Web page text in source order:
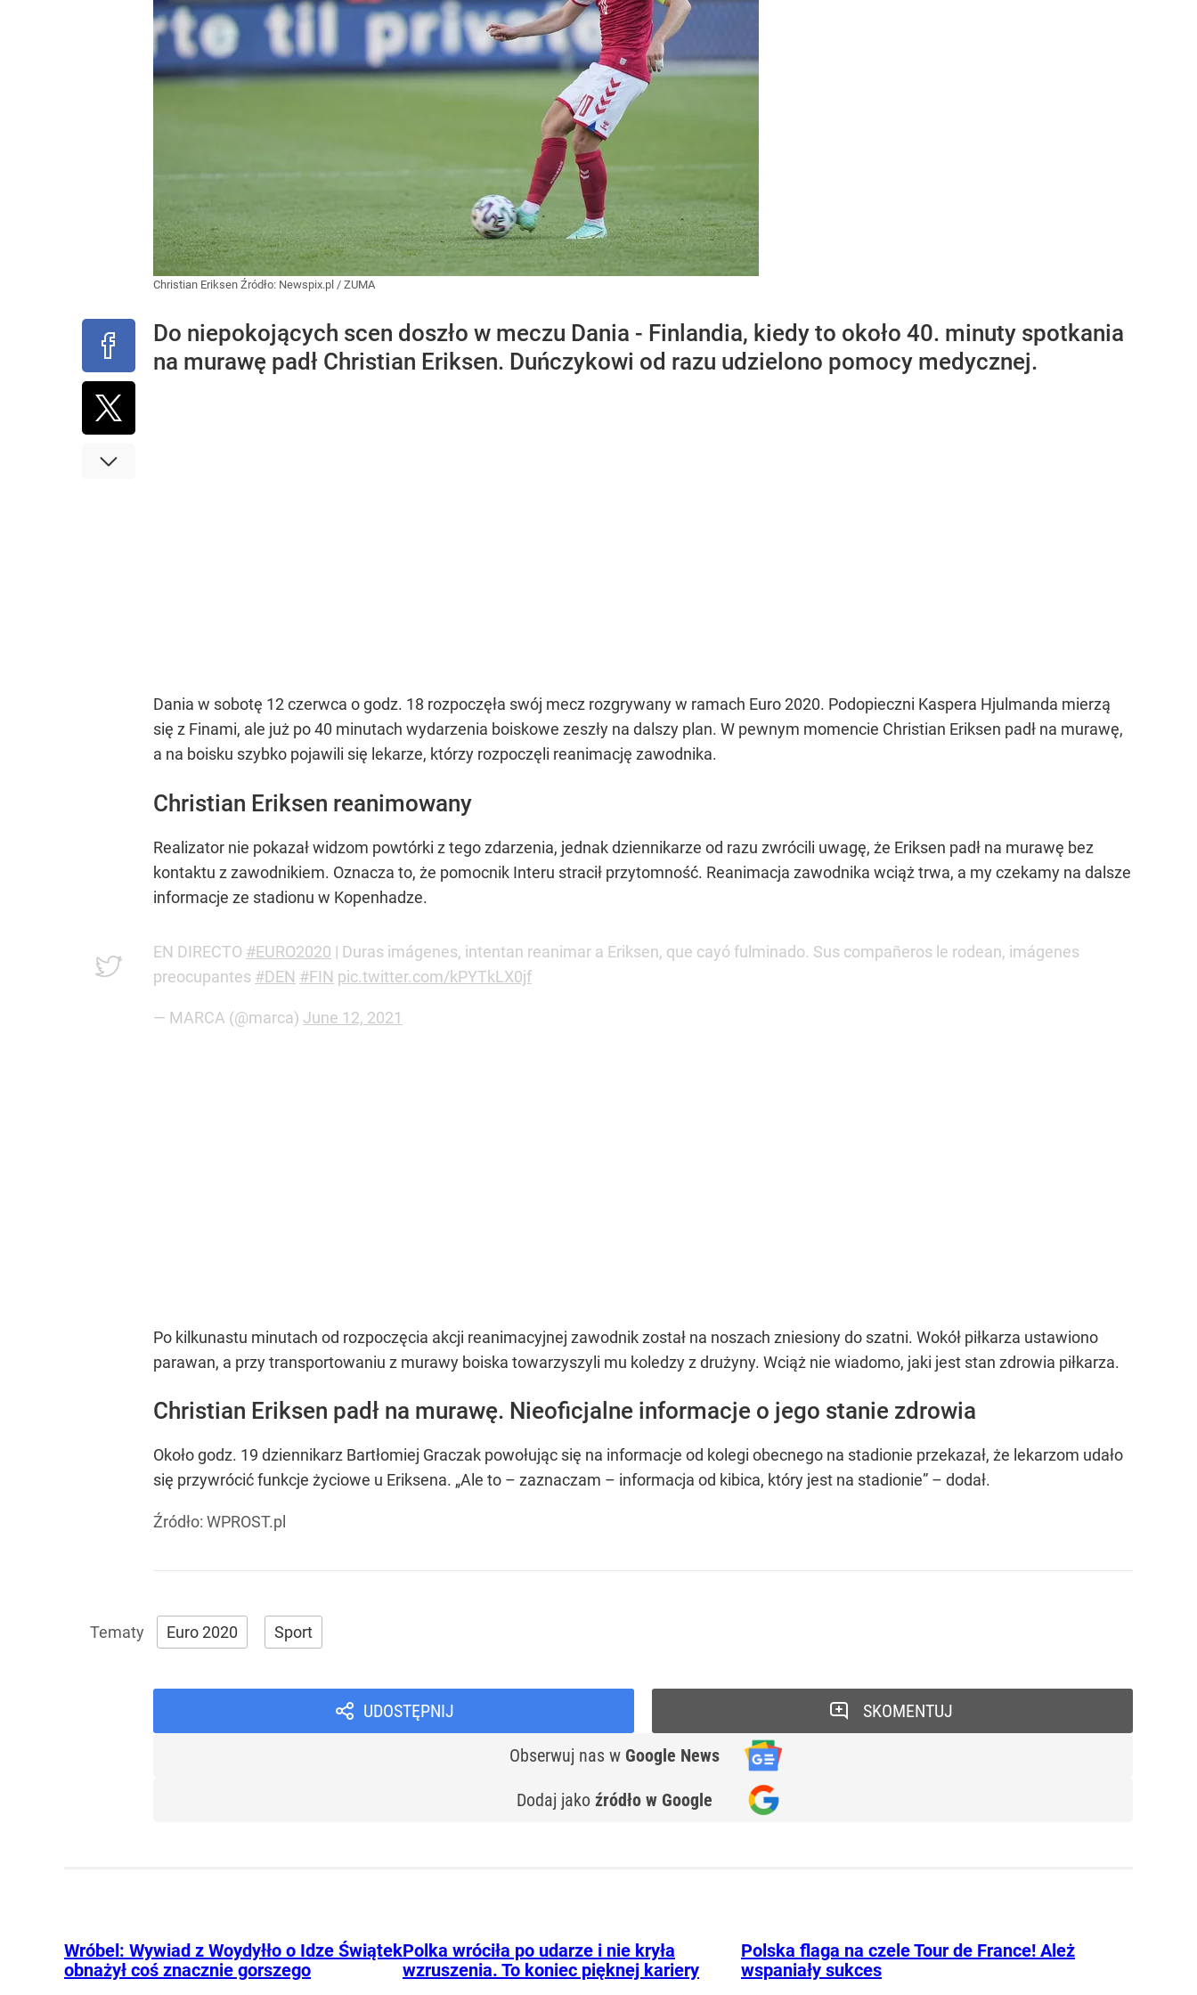
Christian Eriksen Źródło: Newspix.pl / ZUMA
Do niepokojących scen doszło w meczu Dania - Finlandia, kiedy to około 40. minuty spotkania
na murawę padł Christian Eriksen. Duńczykowi od razu udzielono pomocy medycznej.
Dania w sobotę 12 czerwca o godz. 18 rozpoczęła swój mecz rozgrywany w ramach Euro 2020. Podopieczni Kaspera Hjulmanda mierzą
się z Finami, ale już po 40 minutach wydarzenia boiskowe zeszły na dalszy plan. W pewnym momencie Christian Eriksen padł na murawę,
a na boisku szybko pojawili się lekarze, którzy rozpoczęli reanimację zawodnika.
Christian Eriksen reanimowany
Realizator nie pokazał widzom powtórki z tego zdarzenia, jednak dziennikarze od razu zwrócili uwagę, że Eriksen padł na murawę bez
kontaktu z zawodnikiem. Oznacza to, że pomocnik Interu stracił przytomność. Reanimacja zawodnika wciąż trwa, a my czekamy na dalsze
informacje ze stadionu w Kopenhadze.
EN DIRECTO #EURO2020 | Duras imágenes, intentan reanimar a Eriksen, que cayó fulminado. Sus compañeros le rodean, imágenes
preocupantes #DEN #FIN pic.twitter.com/kPYTkLX0jf
— MARCA (@marca) June 12, 2021
Po kilkunastu minutach od rozpoczęcia akcji reanimacyjnej zawodnik został na noszach zniesiony do szatni. Wokół piłkarza ustawiono
parawan, a przy transportowaniu z murawy boiska towarzyszyli mu koledzy z drużyny. Wciąż nie wiadomo, jaki jest stan zdrowia piłkarza.
Christian Eriksen padł na murawę. Nieoficjalne informacje o jego stanie zdrowia
Około godz. 19 dziennikarz Bartłomiej Graczak powołując się na informacje od kolegi obecnego na stadionie przekazał, że lekarzom udało
się przywrócić funkcje życiowe u Eriksena. „Ale to – zaznaczam – informacja od kibica, który jest na stadionie” – dodał.
Źródło: WPROST.pl
Euro 2020 Sport
UDOSTĘPNIJ
Obserwuj nas w Google News
Dodaj jako źródło w Google
SKOMENTUJ
Wróbel: Wywiad z Woydyłło o Idze Świątek
obnażył coś znacznie gorszego
Polka wróciła po udarze i nie kryła
wzruszenia. To koniec pięknej kariery
Polska flaga na czele Tour de France! Ależ
wspaniały sukces